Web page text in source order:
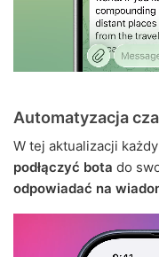
Automatyzacja
W tej aktualizacji
podłączyć bota do
odpowiadać na